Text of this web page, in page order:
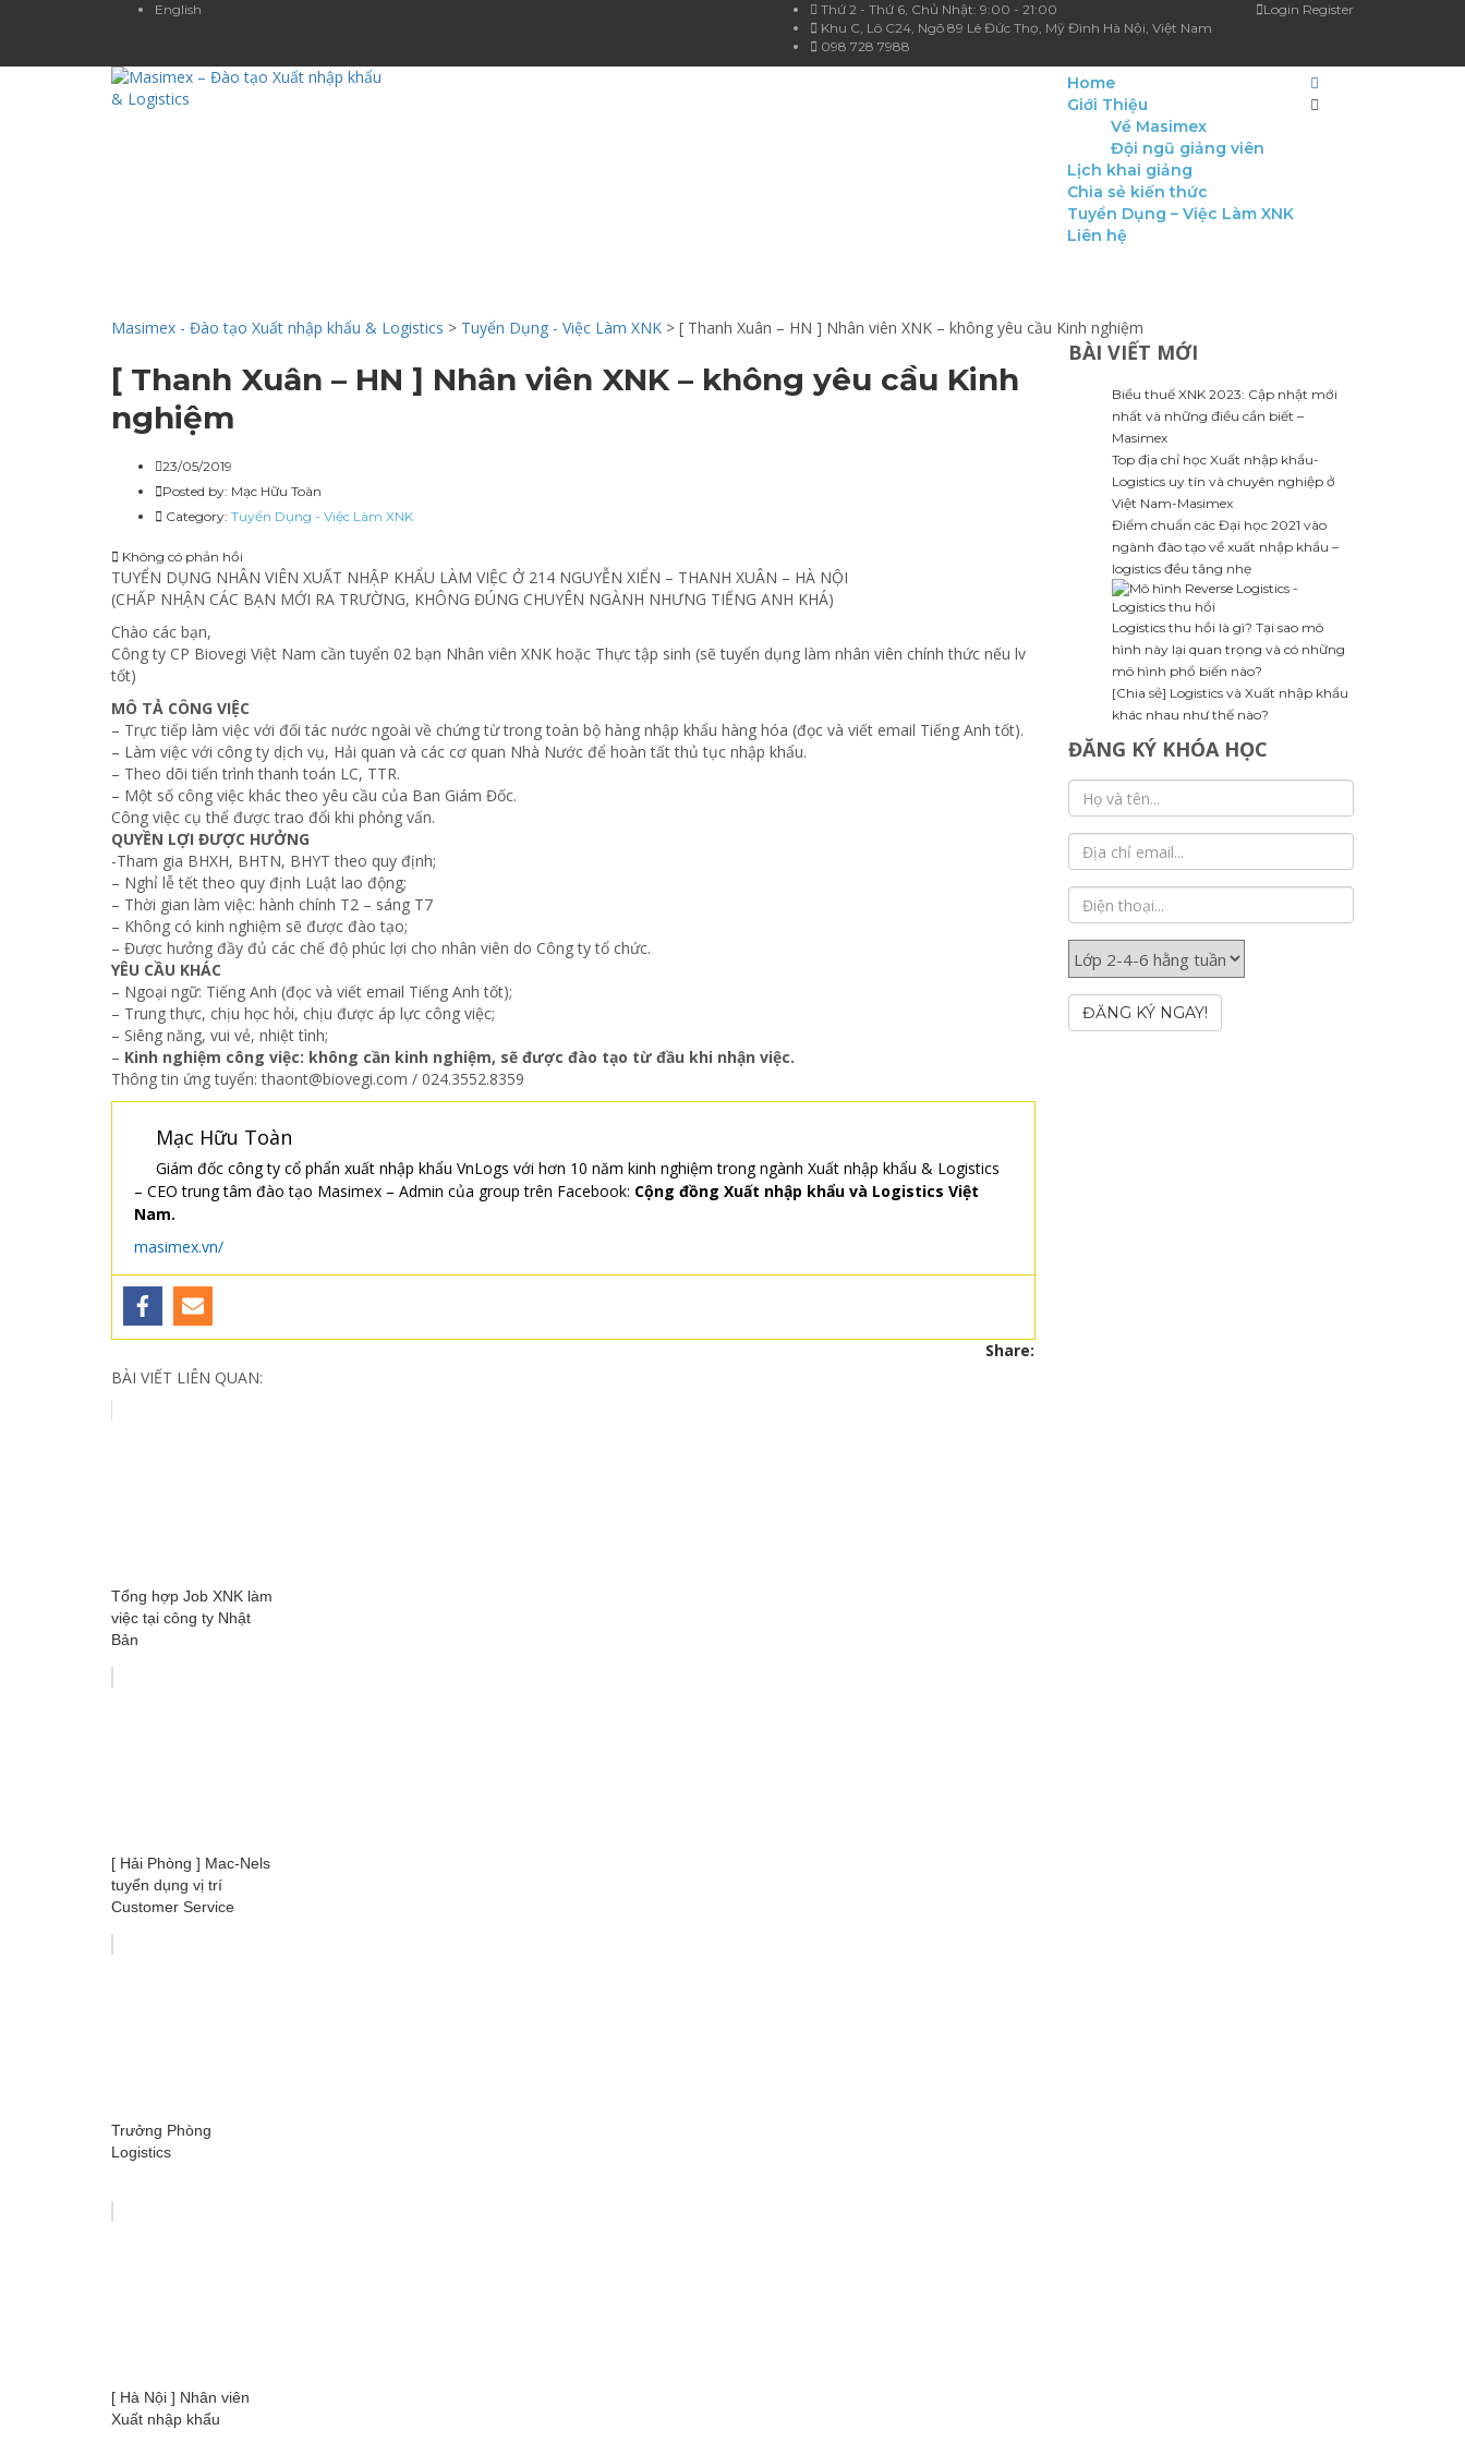
English Login Register
Thứ 2 - Thứ 6, Chủ Nhật: 9:00 - 21:00
Khu C, Lô C24, Ngõ 89 Lê Đức Thọ, Mỹ Đình Hà Nội, Việt Nam
098 728 7988
Home
Giới Thiệu
Về Masimex
Đội ngũ giảng viên
Lịch khai giảng
Chia sẻ kiến thức
Tuyển Dụng – Việc Làm XNK
Liên hệ
Masimex - Đào tạo Xuất nhập khẩu & Logistics > Tuyển Dụng - Việc Làm XNK > [ Thanh Xuân – HN ] Nhân viên XNK – không yêu cầu Kinh nghiệm
[ Thanh Xuân – HN ] Nhân viên XNK – không yêu cầu Kinh
nghiệm
23/05/2019
Posted by: Mạc Hữu Toàn
Category: Tuyển Dụng - Việc Làm XNK
Không có phản hồi
TUYỂN DỤNG NHÂN VIÊN XUẤT NHẬP KHẨU LÀM VIỆC Ở 214 NGUYỄN XIỂN – THANH XUÂN – HÀ NỘI
(CHẤP NHẬN CÁC BẠN MỚI RA TRƯỜNG, KHÔNG ĐÚNG CHUYÊN NGÀNH NHƯNG TIẾNG ANH KHÁ)
Chào các bạn,
Công ty CP Biovegi Việt Nam cần tuyển 02 bạn Nhân viên XNK hoặc Thực tập sinh (sẽ tuyển dụng làm nhân viên chính thức nếu lv
tốt)
MÔ TẢ CÔNG VIỆC
– Trực tiếp làm việc với đối tác nước ngoài về chứng từ trong toàn bộ hàng nhập khẩu hàng hóa (đọc và viết email Tiếng Anh tốt).
– Làm việc với công ty dịch vụ, Hải quan và các cơ quan Nhà Nước để hoàn tất thủ tục nhập khẩu.
– Theo dõi tiến trình thanh toán LC, TTR.
– Một số công việc khác theo yêu cầu của Ban Giám Đốc.
Công việc cụ thể được trao đổi khi phỏng vấn.
QUYỀN LỢI ĐƯỢC HƯỞNG
-Tham gia BHXH, BHTN, BHYT theo quy định;
– Nghỉ lễ tết theo quy định Luật lao động;
– Thời gian làm việc: hành chính T2 – sáng T7
– Không có kinh nghiệm sẽ được đào tạo;
– Được hưởng đầy đủ các chế độ phúc lợi cho nhân viên do Công ty tổ chức.
YÊU CẦU KHÁC
– Ngoại ngữ: Tiếng Anh (đọc và viết email Tiếng Anh tốt);
– Trung thực, chịu học hỏi, chịu được áp lực công việc;
– Siêng năng, vui vẻ, nhiệt tình;
– Kinh nghiệm công việc: không cần kinh nghiệm, sẽ được đào tạo từ đầu khi nhận việc.
Thông tin ứng tuyển: thaont@biovegi.com / 024.3552.8359
Mạc Hữu Toàn
Giám đốc công ty cổ phẩn xuất nhập khẩu VnLogs với hơn 10 năm kinh nghiệm trong ngành Xuất nhập khẩu & Logistics
– CEO trung tâm đào tạo Masimex – Admin của group trên Facebook: Cộng đồng Xuất nhập khẩu và Logistics Việt
Nam.
masimex.vn/
Share:
BÀI VIẾT MỚI
Biểu thuế XNK 2023: Cập nhật mới
nhất và những điều cần biết –
Masimex
Top địa chỉ học Xuất nhập khẩu-
Logistics uy tín và chuyên nghiệp ở
Việt Nam-Masimex
Điểm chuẩn các Đại học 2021 vào
ngành đào tạo về xuất nhập khẩu –
logistics đều tăng nhẹ
Logistics thu hồi là gì? Tại sao mô
hình này lại quan trọng và có những
mô hình phổ biến nào?
[Chia sẻ] Logistics và Xuất nhập khẩu
khác nhau như thế nào?
ĐĂNG KÝ KHÓA HỌC
ĐĂNG KÝ NGAY!
BÀI VIẾT LIÊN QUAN:
Tổng hợp Job XNK làm
việc tại công ty Nhật
Bản
[ Hải Phòng ] Mac-Nels
tuyển dụng vị trí
Customer Service
Trưởng Phòng
Logistics
[ Hà Nội ] Nhân viên
Xuất nhập khẩu